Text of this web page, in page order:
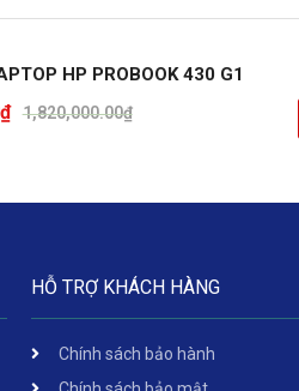
HP PROBOOK 430 G1
1,820,000.00₫
₫
HỖ TRỢ KHÁCH HÀNG
Chính sách bảo hành